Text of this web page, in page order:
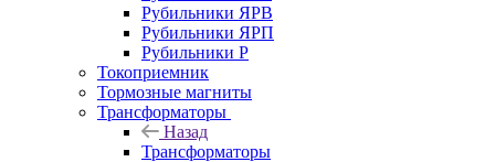
Рубильники ЯРВ
Рубильники ЯРП
Рубильники Р
Токоприемник
Тормозные магниты
Трансформаторы
Назад
Трансформаторы